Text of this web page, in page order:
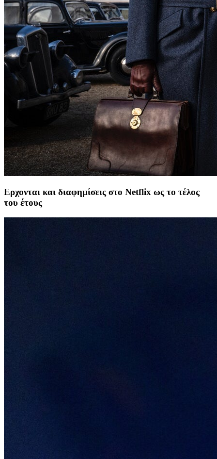
Ερχονται και διαφημίσεις στο Netflix ως το τέλος
του έτους